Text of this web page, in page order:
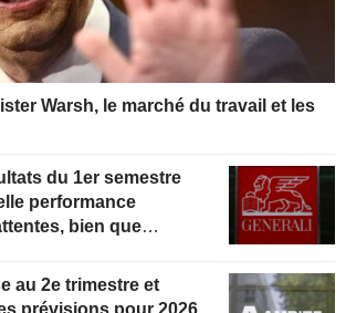
Warsh, le marché du travail et les
performance
bien que
au 2e trimestre et